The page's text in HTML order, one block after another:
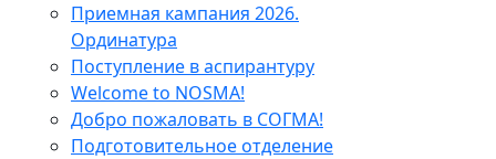
Приемная кампания 2026.
Ординатура
Поступление в аспирантуру
Welcome to NOSMA!
Добро пожаловать в СОГМА!
Подготовительное отделение